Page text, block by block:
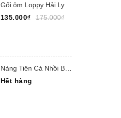
Gối ôm Loppy Hải Ly
135.000₫
175.000₫
Nàng Tiên Cá Nhồi Bông
Hết hàng